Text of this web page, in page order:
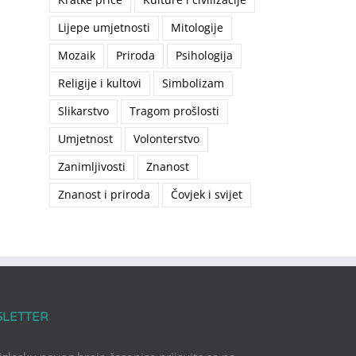
Lijepe umjetnosti
Mitologije
Mozaik
Priroda
Psihologija
Religije i kultovi
Simbolizam
Slikarstvo
Tragom prošlosti
Umjetnost
Volonterstvo
Zanimljivosti
Znanost
Znanost i priroda
Čovjek i svijet